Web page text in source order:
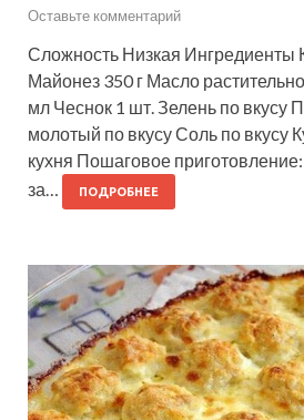
Оставьте комментарий
Сложность Низкая Ингредиенты
Майонез 350 г Масло
мл Чеснок 1 шт. Зелень по вкусу
молотый по вкусу Соль по вкусу
кухня Пошаговое
за…
ПОДРОБНЕЕ